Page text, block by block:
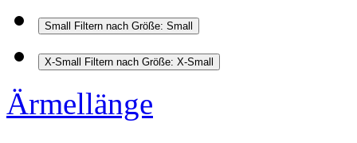
Small Filtern nach Größe: Small
X-Small Filtern nach Größe: X-Small
Ärmellänge